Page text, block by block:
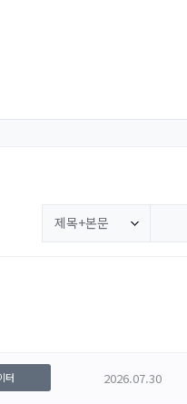
제목+본문
터 2026.07.30